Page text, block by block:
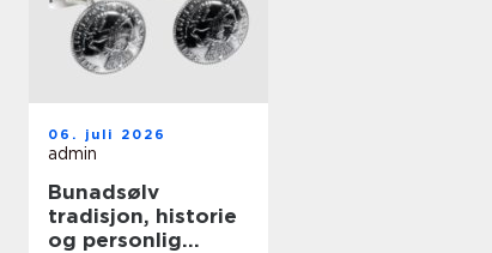
06. juli 2026
admin
Bunadsølv
tradisjon, historie
og personlig